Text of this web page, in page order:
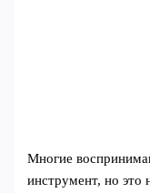
Многие
инструмент, но это